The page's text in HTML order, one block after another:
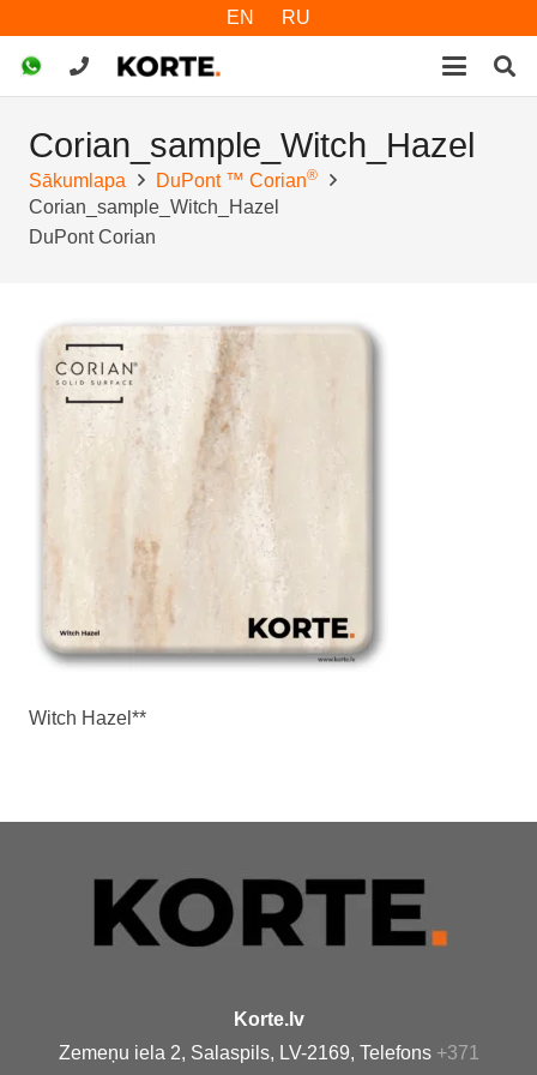
EN RU
Corian_sample_Witch_Hazel
Sākumlapa DuPont ™ Corian®
Corian_sample_Witch_Hazel
DuPont Corian
Witch Hazel**
Korte.lv
Zemeņu iela 2, Salaspils, LV-2169, Telefons +371